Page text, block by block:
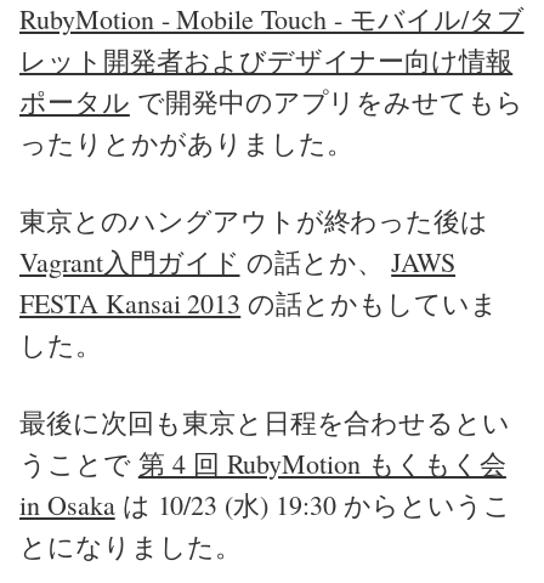
RubyMotion - Mobile Touch - モバイル/タブ
レット開発者およびデザイナー向け情報
ポータル で開発中のアプリをみせてもら
ったりとかがありました。
東京とのハングアウトが終わった後は
Vagrant入門ガイド の話とか、JAWS
FESTA Kansai 2013 の話とかもしていま
した。
最後に次回も東京と日程を合わせるとい
うことで 第 4 回 RubyMotion もくもく会
in Osakaは 10/23 (水) 19:30 からというこ
とになりました。